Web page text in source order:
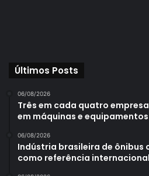
Últimos Posts
06/08/2026
Três em cada quatro
em máquinas e
06/08/2026
Indústria brasileira de ônibus
como referência internacional